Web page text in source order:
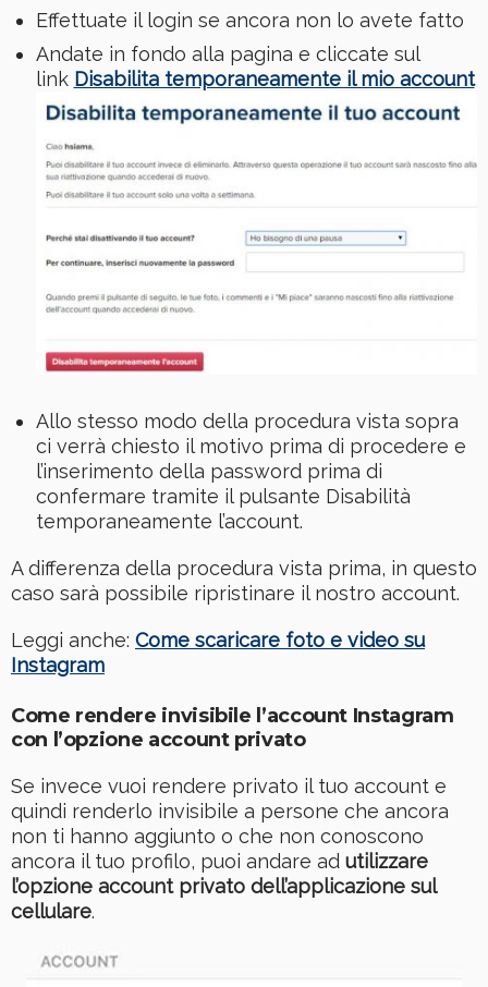
Effettuate il login se ancora non lo avete fatto
Andate in fondo alla pagina e cliccate sul
link Disabilita temporaneamente il mio account
Allo stesso modo della procedura vista sopra
ci verrà chiesto il motivo prima di procedere e
l’inserimento della password prima di
confermare tramite il pulsante Disabilità
temporaneamente l’account.
A differenza della procedura vista prima, in questo
caso sarà possibile ripristinare il nostro account.
Leggi anche: Come scaricare foto e video su
Instagram
Come rendere invisibile l’account Instagram
con l’opzione account privato
Se invece vuoi rendere privato il tuo account e
quindi renderlo invisibile a persone che ancora
non ti hanno aggiunto o che non conoscono
ancora il tuo profilo, puoi andare ad utilizzare
l’opzione account privato dell’applicazione sul
cellulare.